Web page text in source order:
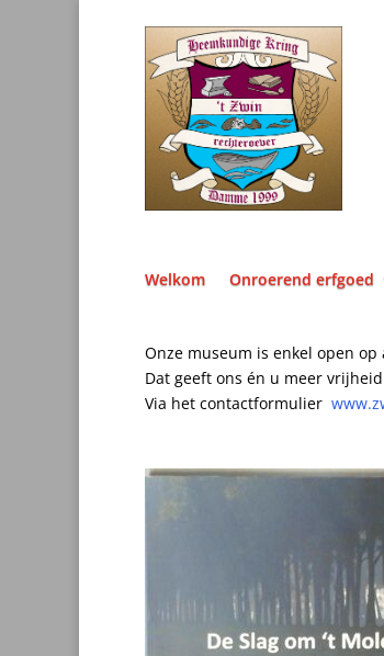
Welkom Onroerend erfgoed
Onze museum is enkel open op
Dat geeft ons én u meer
Via het contactformulier